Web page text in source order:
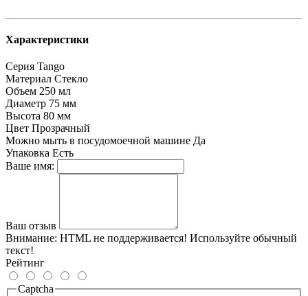
Характеристики
Серия Tango
Материал Стекло
Объем 250 мл
Диаметр 75 мм
Высота 80 мм
Цвет Прозрачный
Можно мыть в посудомоечной машине Да
Упаковка Есть
Ваше имя:
Ваш отзыв
Внимание: HTML не поддерживается! Используйте обычный
текст!
Рейтинг
Captcha